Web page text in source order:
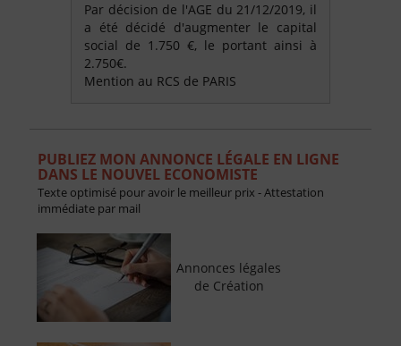
Par décision de l'AGE du 21/12/2019, il
a été décidé d'augmenter le capital
social de 1.750 €, le portant ainsi à
2.750€.
Mention au RCS de PARIS
PUBLIEZ MON ANNONCE LÉGALE EN LIGNE
DANS LE NOUVEL ECONOMISTE
Texte optimisé pour avoir le meilleur prix - Attestation
immédiate par mail
Annonces légales
de Création